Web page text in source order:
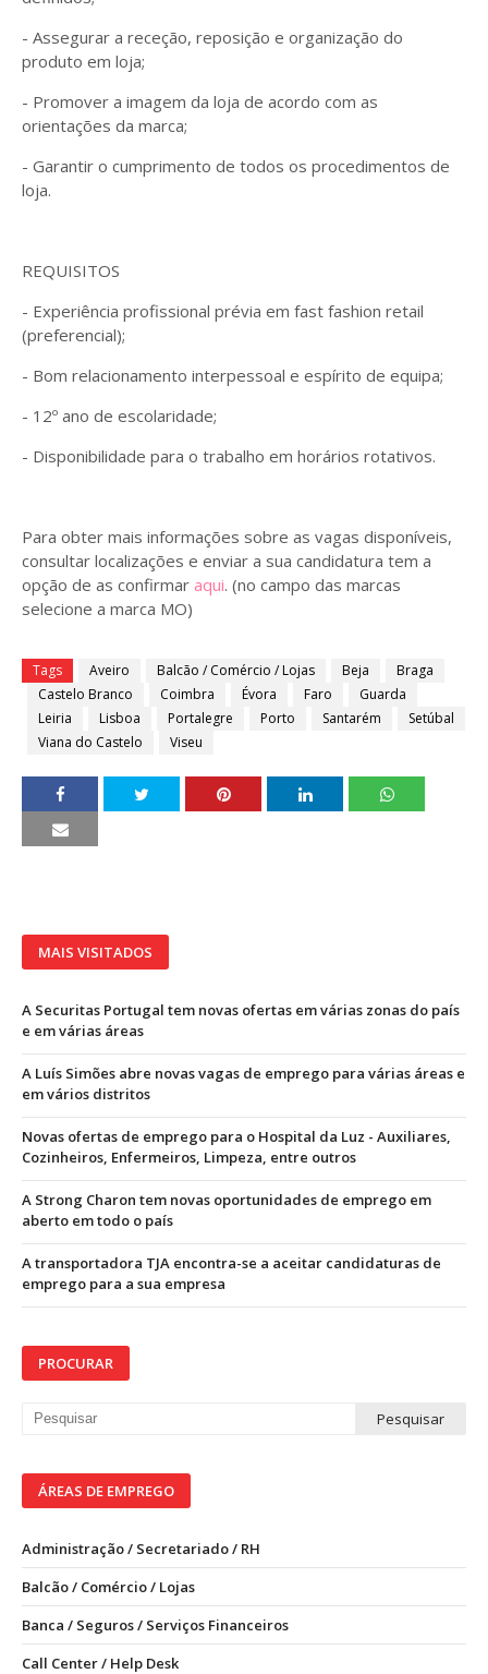
- Assegurar a receção, reposição e organização do
produto em loja;
- Promover a imagem da loja de acordo com as
orientações da marca;
- Garantir o cumprimento de todos os procedimentos de
loja.
REQUISITOS
- Experiência profissional prévia em fast fashion retail
(preferencial);
- Bom relacionamento interpessoal e espírito de equipa;
- 12º ano de escolaridade;
- Disponibilidade para o trabalho em horários rotativos.
Para obter mais informações sobre as vagas disponíveis,
consultar localizações e enviar a sua candidatura tem a
opção de as confirmar aqui. (no campo das marcas
selecione a marca MO)
Tags Aveiro Balcão / Comércio / Lojas Beja
Braga
Castelo Branco
Coimbra Évora Faro
Guarda
Leiria
Lisboa Portalegre Porto Santarém
Setúbal
Viana do Castelo
Viseu
MAIS VISITADOS
A Securitas Portugal tem novas ofertas em várias zonas do país
e em várias áreas
A Luís Simões abre novas vagas de emprego para várias áreas e
em vários distritos
Novas ofertas de emprego para o Hospital da Luz - Auxiliares,
Cozinheiros, Enfermeiros, Limpeza, entre outros
A Strong Charon tem novas oportunidades de emprego em
aberto em todo o país
A transportadora TJA encontra-se a aceitar candidaturas de
emprego para a sua empresa
PROCURAR
ÁREAS DE EMPREGO
Administração / Secretariado / RH
Balcão / Comércio / Lojas
Banca / Seguros / Serviços Financeiros
Call Center / Help Desk